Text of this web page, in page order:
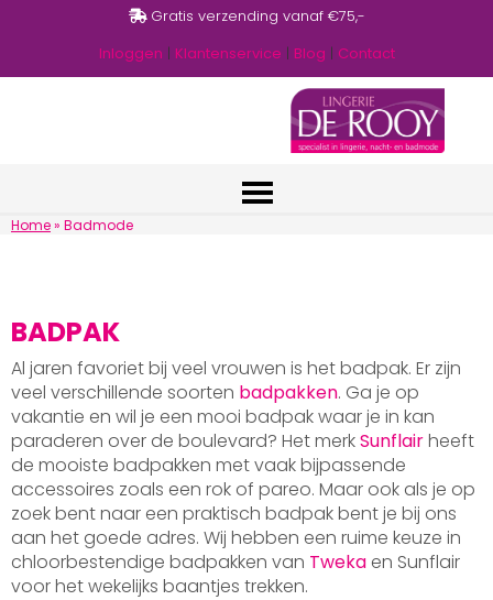
Gratis verzending vanaf €75,-
Inloggen | Klantenservice | Blog | Contact
Home» Badmode
BADPAK
Al jaren favoriet bij veel vrouwen is het badpak. Er zijn
veel verschillende soorten badpakken. Ga je op
vakantie en wil je een mooi badpak waar je in kan
paraderen over de boulevard? Het merkSunflairheeft
de mooiste badpakken met vaak bijpassende
accessoires zoals een rok of pareo. Maar ook als je op
zoek bent naar een praktisch badpak bent je bij ons
aan het goede adres. Wij hebben een ruime keuze in
chloorbestendige badpakken van Tweka en Sunflair
voor het wekelijks baantjes trekken.